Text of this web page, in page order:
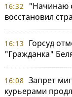
16:32
"Начинаю
восстановил
16:13
Горсуд
"Гражданка"
16:08 Запрет
курьерами